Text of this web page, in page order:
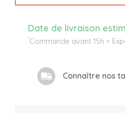
Date de livraison
*Commande avant 15h =
Connaître nos